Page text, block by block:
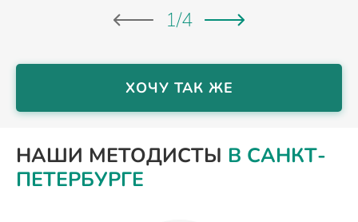
1/4
ХОЧУ ТАК ЖЕ
НАШИ МЕТОДИСТЫ В САНКТ-
ПЕТЕРБУРГЕ